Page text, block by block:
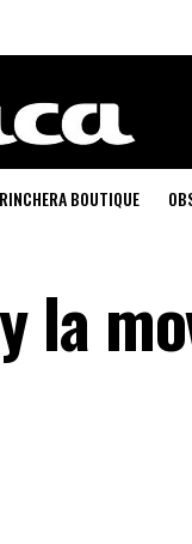
BOUTIQUE
la